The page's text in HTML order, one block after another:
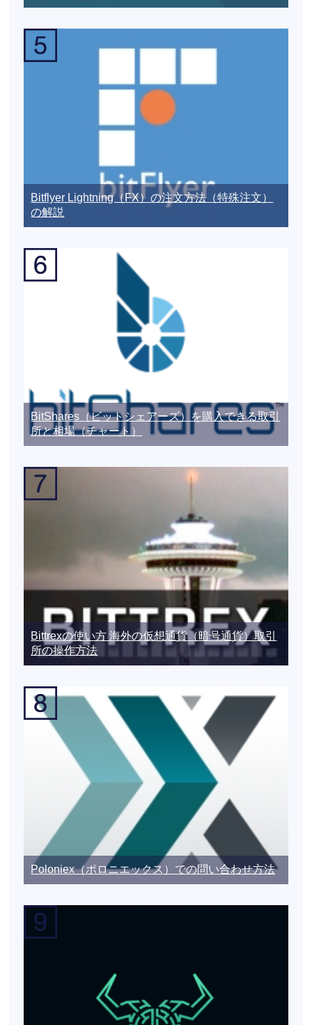
Bitflyer Lightning（FX）の注文方法（特殊注文）
の解説
BitShares（ビットシェアーズ）を購入できる取引
所と相場（チャート）
Bittrexの使い方 海外の仮想通貨（暗号通貨）取引
所の操作方法
Poloniex（ポロニエックス）での問い合わせ方法